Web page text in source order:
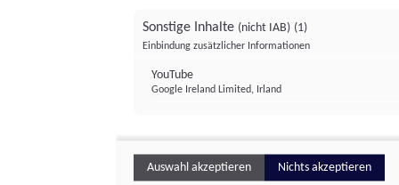
Sonstige Inhalte (nicht IAB) (1)
Einbindung zusätzlicher Informationen
YouTube
Google Ireland Limited, Irland
Auswahl akzeptieren Nichts akzeptieren